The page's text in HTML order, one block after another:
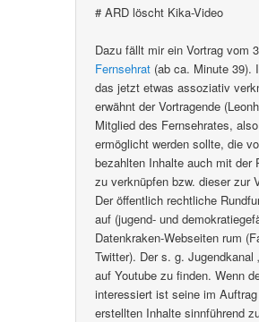
# ARD löscht Kika-Video
Dazu fällt mir ein Vortrag vom
Fernsehrat (ab ca. Minute 39).
das jetzt etwas assoziativ
erwähnt der Vortragende
Mitglied des Fernsehrates,
ermöglicht werden sollte, die
bezahlten Inhalte auch mit der
zu verknüpfen bzw. dieser zur
Der öffentlich rechtliche
auf (jugend- und
Datenkraken-Webseiten rum
Twitter). Der s. g. Jugendkanal
auf Youtube zu finden. Wenn
interessiert ist seine im
erstellten Inhalte sinnführend